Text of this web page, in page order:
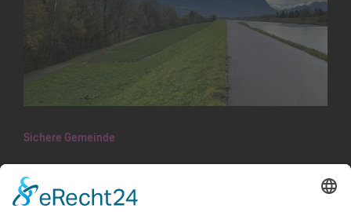
Sichere Gemeinde
Schlamm aus Sammleranlagen findet
sinnvolle Verwendung